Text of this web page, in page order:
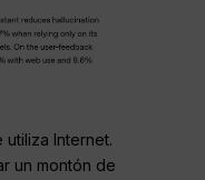
utiliza Internet.
un montón de